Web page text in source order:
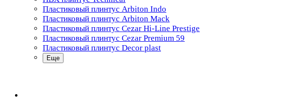
Пластиковый плинтус Arbiton Indo
Пластиковый плинтус Arbiton Mack
Пластиковый плинтус Cezar Hi-Line Prestige
Пластиковый плинтус Cezar Premium 59
Пластиковый плинтус Decor plast
Еще